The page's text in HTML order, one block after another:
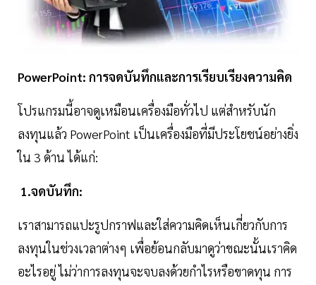
PowerPoint: การจดบันทึกและการเรียบเรียงความคิด
โปรแกรมนี้อาจดูเหมือนเครื่องมือทั่วไป แต่สำหรับนัก
ลงทุนแล้ว PowerPoint เป็นเครื่องมือที่มีประโยชน์อย่างยิ่ง
ใน 3 ด้าน ได้แก่:
1.จดบันทึก:
เราสามารถแปะรูปกราฟและใส่ความคิดเห็นเกี่ยวกับการ
ลงทุนในช่วงเวลาต่างๆ เพื่อย้อนกลับมาดูว่าขณะนั้นเราคิด
อะไรอยู่ ไม่ว่าการลงทุนจะจบลงด้วยกำไรหรือขาดทุน การ